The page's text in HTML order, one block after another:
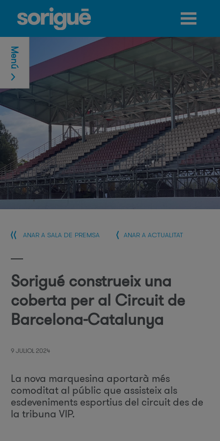
Jump to navigation
ANAR A SALA DE PREMSA ANAR A ACTUALITAT
Sorigué construeix una
coberta per al Circuit de
Barcelona-Catalunya
9 JULIOL 2024
La nova marquesina aportarà més
comoditat al públic que assisteix als
esdeveniments esportius del circuit des de
la tribuna VIP.
Menú